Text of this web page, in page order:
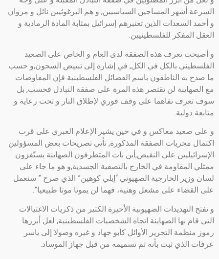
السرعة أشهر المساجين السياسيين, و هم البرغوثيين نائل و مروان
و أحمد السعدات الذين تعتبرهم إسرائيل بمثابة المادة الرمادية و
العقل المفكر للفلسطينيين.
و أصبحت تعرف هذه الصفقة لدى العام و الخاص على الصعيد
الفلسطيني بالكل في الكل, في إشارة إلى تبييض السجون,و حسب
ما صدح به الناطقون باسم الفصائل الفلسطينية فإن المفاوضات
مع الصهاينة لن تقتصر هذه المرة على صفقة التبادل فحسب, بل
سوف تعرف تفاهما على وقف فوري لإطلاق النار و تحت رعاية و
متابعة دولية.
و على صعيد معاكس و في حين يشير الإعلام العبري على قرب
اكتمال مجريات الصفقة المذكورة, تأتي تصريحات بعض المسؤولين
الإسرائيليين على النقيض,أين بات المتطرفون الصهاينة يستّفزون
ممثلي المقاومة في الخارج بالتصفية الجسدية,و هو ما جاء على
لسان وزير الخارجية الصهيوني “إيلي كوهين” الذي صرح ” سنعمل
على القضاء على مشعل وهنية، فهما لن يموتا موتا طبيعيا”.
و تفتح التهديدات الصهيونية الأخيرة الكثير من ذكريات الاغتيالات
التي قام بها الصهاينة اتجاه الشخصيات الفلسطينية, لعل أبرزها
رموز منظمة التحرير الأوائل كأبو جهاد و غيره وصولا إلى ياسر
عرفات الذي ثبت بأنه تم تسميمه من قبل جهاز الموساد.